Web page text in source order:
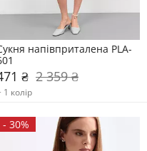
напівприталена PLA-
₴ 2 359 ₴
1 колір
- 30%